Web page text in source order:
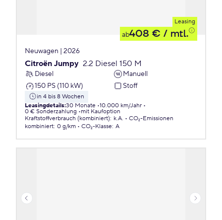
Leasing
ab408 € / mtl.
Neuwagen | 2026
Citroën Jumpy 2.2 Diesel 150 M
Diesel
Manuell
150 PS (110 kW)
Stoff
in 4 bis 8 Wochen
Leasingdetails:30 Monate 10.000 km/Jahr
0 € Sonderzahlung
mit Kaufoption
Kraftstoffverbrauch (kombiniert): k.A.
CO₂-Emissionen
kombiniert: 0 g/km CO₂-Klasse: A